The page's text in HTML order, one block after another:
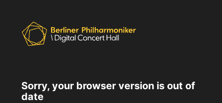
Sorry, your browser version is out of
date